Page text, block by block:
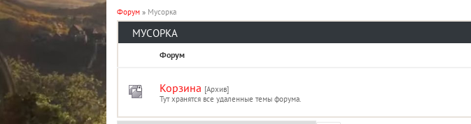
Форум » Мусорка
МУСОРКА
Форум
Корзина [Архив]
Тут хранятся все удаленные темы форума.